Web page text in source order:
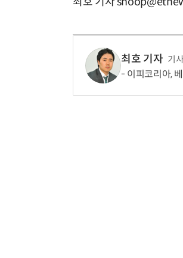
최호 기자 기
이피코리아,